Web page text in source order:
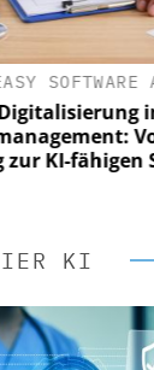
AG
im
Von
fähigen
KI